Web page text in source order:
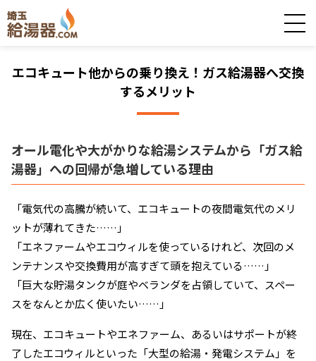
エコキュート他からの乗り換え！ガス給湯器へ交換
するメリット
オール電化や大がかりな給湯システムから「ガス給
湯器」への回帰が急増している理由
「電気代の高騰が続いて、エコキュートの夜間電気代のメリ
ットが薄れてきた……」
「エネファームやエコウィルを使っているけれど、次回のメ
ンテナンスや交換費用が高すぎて頭を抱えている……」
「巨大な貯湯タンクが庭やベランダを占領していて、スペー
スをなんとか広く使いたい……」
現在、エコキュートやエネファーム、あるいはサポートが終
了したエコウィルといった「大型の給湯・発電システム」を